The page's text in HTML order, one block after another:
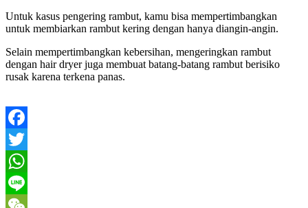
Untuk kasus pengering rambut, kamu bisa mempertimbangkan
untuk membiarkan rambut kering dengan hanya diangin-angin.
Selain mempertimbangkan kebersihan, mengeringkan rambut
dengan hair dryer juga membuat batang-batang rambut berisiko
rusak karena terkena panas.
Facebook
Twitter
WhatsApp
Line